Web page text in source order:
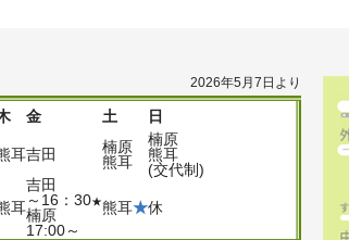
2026年5月7日より
金 土
日
耳吉田
楠原
熊耳
楠原
熊耳
(交代制)
耳
吉田
～16：30★熊耳★休
楠原
17:00～